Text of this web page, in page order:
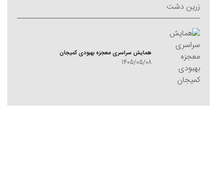
همایش سراسری معجزه بهبودی کمیجان
1405/05/08